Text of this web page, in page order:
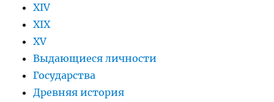
XIV
XIX
XV
Выдающиеся личности
Государства
Древняя история